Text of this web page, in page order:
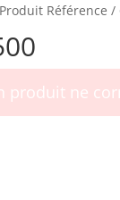
Référence /
produit ne